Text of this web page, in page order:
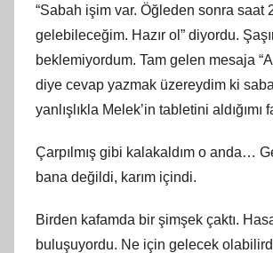
“Sabah işim var. Öğleden sonra saat
gelebileceğim. Hazır ol” diyordu.
beklemiyordum. Tam gelen mesaja
diye cevap yazmak üzereydim ki
yanlışlıkla Melek’in tabletini aldığımı
Çarpılmış gibi kalakaldım o anda…
bana değildi, karım içindi.
Birden kafamda bir şimşek çaktı.
buluşuyordu. Ne için gelecek